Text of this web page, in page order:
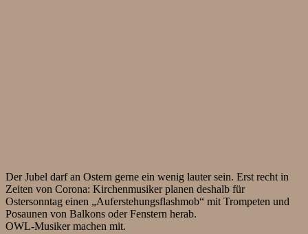
Der Jubel darf an Ostern gerne ein wenig lauter sein. Erst recht in
Zeiten von Corona: Kirchenmusiker planen deshalb für
Ostersonntag einen „Auferstehungsflashmob“ mit Trompeten und
Posaunen von Balkons oder Fenstern herab.
OWL-Musiker machen mit.